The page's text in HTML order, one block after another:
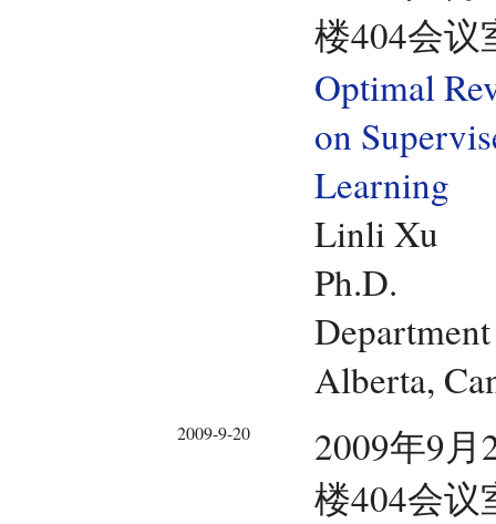
楼404会议
Optimal
on
Learning
Linli Xu
Ph.D.
Alberta,
2009-9-20
2009年9
楼404会议